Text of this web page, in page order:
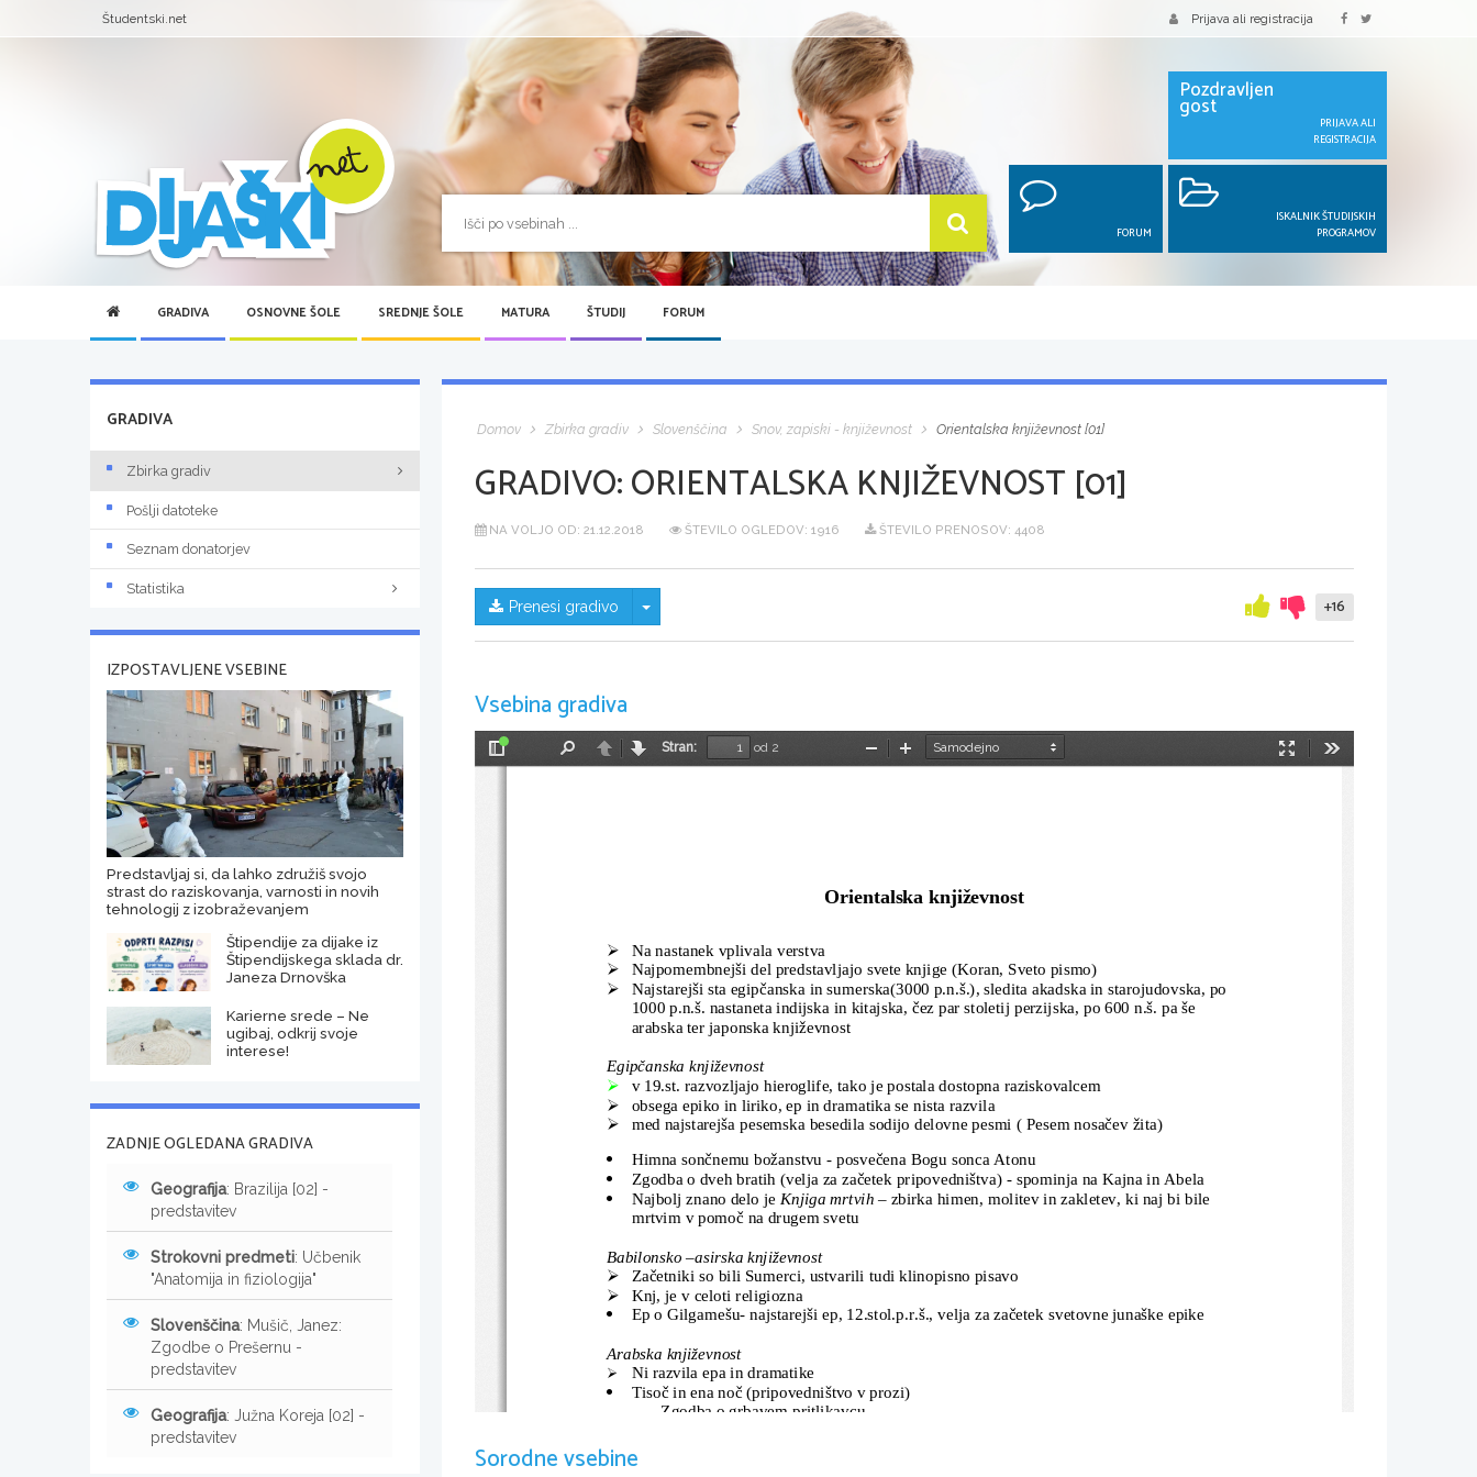
Študentski.net Prijava ali registracija
Pozdravljen
gost
PRIJAVA ALI
REGISTRACIJA
FORUM
ISKALNIK ŠTUDIJSKIH
PROGRAMOV
GRADIVA OSNOVNE ŠOLE SREDNJE ŠOLE MATURA ŠTUDIJ FORUM
Domov Zbirka gradiv Slovenščina Snov, zapiski - književnost Orientalska književnost [01]
GRADIVO:ORIENTALSKA KNJIŽEVNOST [01]
NA VOLJO OD: 21.12.2018 ŠTEVILO OGLEDOV: 1916 ŠTEVILO PRENOSOV: 4408
Prenesi gradivo Skrij/prikaži meni +16
Vsebina gradiva
Preklopi
NazajNaprej
Stran:
od 2
Način
PomanjšajPovečaj
Orientalska književnost

Na nastanek vplivala verstva

Najpomembnejši del predstavljajo svete knjige (Koran, Sveto pismo)

Najstarejši sta egipčanska in sumerska(3000 p.n.š.), sledita akadska in starojudovska, po
1000 p.n.š. nastaneta indijska in kitajska, čez par stoletij perzijska, po 600 n.š. pa še
arabska ter japonska književnost
Egipčanska književnost

v 19.st. razvozljajo hieroglife, tako je postala dostopna raziskovalcem

obsega epiko in liriko, ep in dramatika se nista razvila

med najstarejša pesemska besedila sodijo delovne pesmi ( Pesem nosačev žita)

Himna sončnemu božanstvu - posvečena Bogu sonca Atonu

Zgodba o dveh bratih (velja za začetek pripovedništva) - spominja na Kajna in Abela

Najbolj znano delo je Knjiga mrtvih – zbirka himen, molitev in zakletev, ki naj bi bile
mrtvim v pomoč na drugem svetu
Babilonsko –asirska književnost

Začetniki so bili Sumerci, ustvarili tudi klinopisno pisavo

Knj, je v celoti religiozna

Ep o Gilgamešu- najstarejši ep, 12.stol.p.r.š., velja za začetek svetovne junaške epike
Arabska književnost

Ni razvila epa in dramatike

Tisoč in ena noč (pripovedništvo v prozi)
             Zgodba o grbavem pritlikavcu
Perzijska književnost
Sorodne vsebine
GRADIVA
Zbirka gradiv
Pošlji datoteke
Seznam donatorjev
Statistika
IZPOSTAVLJENE VSEBINE
Predstavljaj si, da lahko združiš svojo
strast do raziskovanja, varnosti in novih
tehnologij z izobraževanjem
Štipendije za dijake iz
Štipendijskega sklada dr.
Janeza Drnovška
Karierne srede – Ne
ugibaj, odkrij svoje
interese!
ZADNJE OGLEDANA GRADIVA
Geografija: Brazilija [02] -
predstavitev
Strokovni predmeti: Učbenik
"Anatomija in fiziologija"
Slovenščina: Mušič, Janez:
Zgodbe o Prešernu -
predstavitev
Geografija: Južna Koreja [02] -
predstavitev